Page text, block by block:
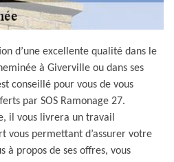
d’une excellente qualité dans le
à Giverville ou dans ses
conseillé pour vous de vous
par SOS Ramonage 27.
il vous livrera un travail
vous permettant d’assurer votre
à propos de ses offres, vous